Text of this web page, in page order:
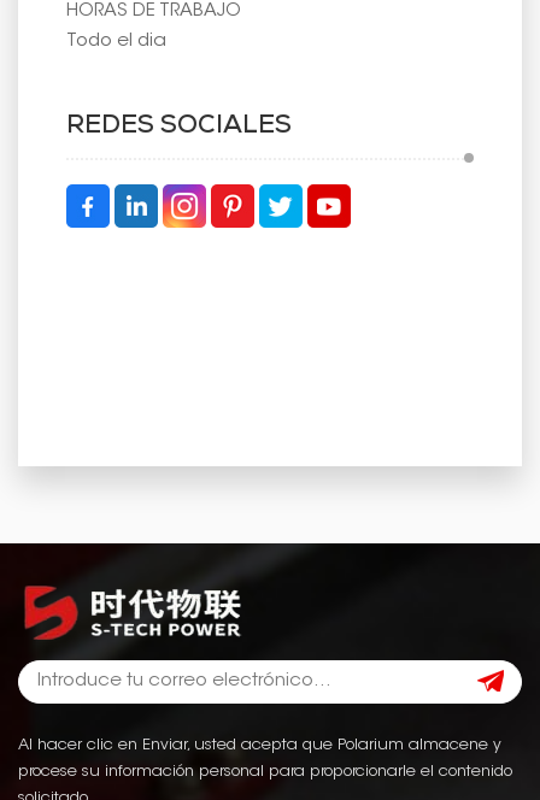
HORAS DE TRABAJO
Todo el dia
REDES SOCIALES
Al hacer clic en Enviar, usted acepta que Polarium almacene y
procese su información personal para proporcionarle el contenido